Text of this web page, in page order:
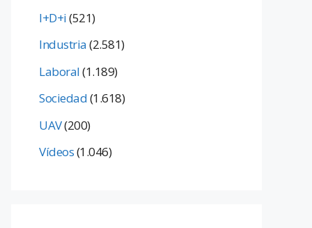
I+D+i(521)
Industria(2.581)
Laboral(1.189)
Sociedad(1.618)
UAV(200)
Vídeos(1.046)